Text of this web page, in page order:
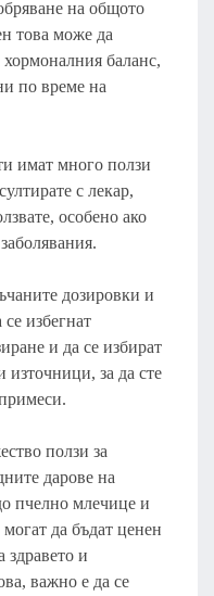
на общото
това може да
баланс,
по време на
имат много ползи
с лекар,
особено ако
дозировки и
избегнат
и да се избират
за да сте
ползи за
дарове на
пчелно млечице и
да бъдат ценен
здравето и
важно е да се